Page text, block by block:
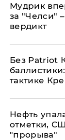
Мудрик
за "Челси"
вердикт
​Без Patriot
тактике
Нефть
отметки,
"прорыва"